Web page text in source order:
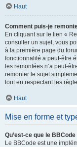
Haut
Comment puis-je
En cliquant sur le lien «
consulter un sujet, vous
à la première page du
fonctionnalité a peut-être
les remontées n’a peut-
remonter le sujet
tout en respectant les
Haut
Mise en forme et
Qu’est-ce que le BBCode
Le BBCode est une